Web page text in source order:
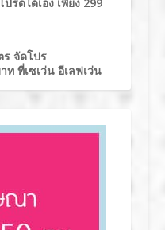
ร จัดโปร
ท ที่เซเว่น อีเลฟเว่น